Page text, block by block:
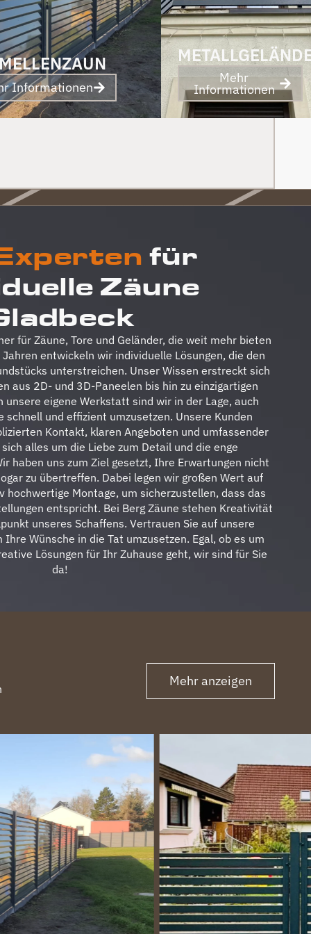
und Abschied sogar noch ein Paket mit
leckerem Honig. Danke auch dafür!
Informationen
Mehr
Informationen
für
Zäune
für Zäune, Tore und Geländer, die weit mehr bieten
entwickeln wir individuelle Lösungen, die den
unterstreichen. Unser Wissen erstreckt sich
aus 2D- und 3D-Paneelen bis hin zu einzigartigen
eigene Werkstatt sind wir in der Lage, auch
und effizient umzusetzen. Unsere Kunden
Kontakt, klaren Angeboten und umfassender
alles um die Liebe zum Detail und die enge
haben uns zum Ziel gesetzt, Ihre Erwartungen nicht
zu übertreffen. Dabei legen wir großen Wert auf
hochwertige Montage, um sicherzustellen, dass das
entspricht. Bei Berg Zäune stehen Kreativität
unseres Schaffens. Vertrauen Sie auf unsere
Wünsche in die Tat umzusetzen. Egal, ob es um
Lösungen für Ihr Zuhause geht, wir sind für Sie
da!
Mehr anzeigen